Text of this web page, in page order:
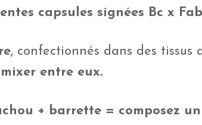
capsules signées Bc x
, confectionnés dans des tissus
entre eux.
+ barrette = composez